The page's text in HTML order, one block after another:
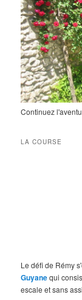
Continuez
LA COURSE
Le défi de Rémy
Guyanequi
escale et sans